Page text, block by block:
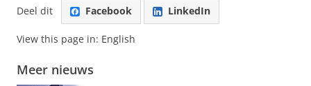
Deel dit Facebook LinkedIn
View this page in: English
Meer nieuws